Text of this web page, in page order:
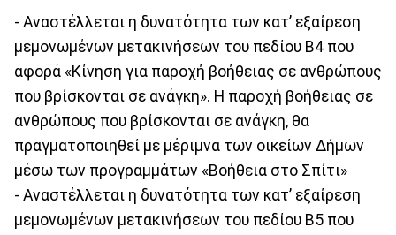
- Αναστέλλεται η δυνατότητα των κατ’ εξαίρεση
μεμονωμένων μετακινήσεων του πεδίου Β4 που
αφορά «Κίνηση για παροχή βοήθειας σε ανθρώπους
που βρίσκονται σε ανάγκη». Η παροχή βοήθειας σε
ανθρώπους που βρίσκονται σε ανάγκη, θα
πραγματοποιηθεί με μέριμνα των οικείων Δήμων
μέσω των προγραμμάτων «Βοήθεια στο Σπίτι»
- Αναστέλλεται η δυνατότητα των κατ’ εξαίρεση
μεμονωμένων μετακινήσεων του πεδίου Β5 που